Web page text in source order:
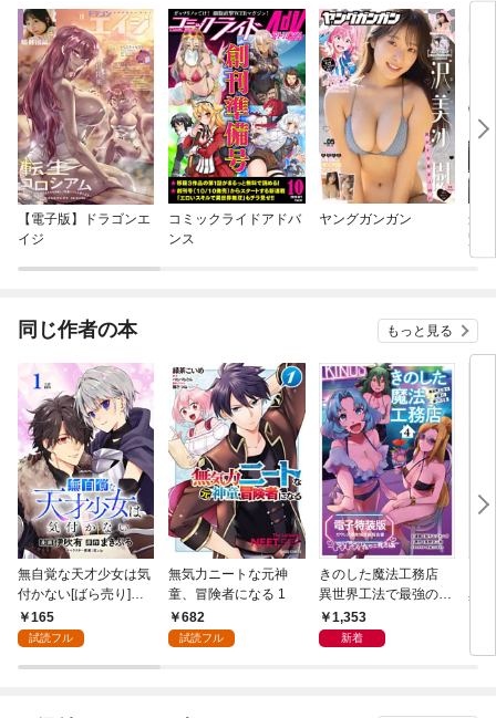
紙・目次・広告・情報・価格は、紙で発行したものとなります。電子版に
付録は含まれておりません。プレゼント応募とWEBアンケートはこちらか
ら→ https://questant.jp/q/REX2501 ※プレゼント応募とWEBアンケートの
有効期限は2024年12月25日23:59までです。
【電子版】ドラゴンエ
イジ
コミックライドアドバ
ンス
ヤングガンガン
最
賢
（
同じ作者の本 もっと見る
無自覚な天才少女は気
付かない[ばら売り]
第1話
165
試読フル
無気力ニートな元神
童、冒険者になる 1
682
試読フル
きのした魔法工務店
異世界工法で最強の家
づくりを（コミック）
４【電子特装版】ガ
1,353
新着
異